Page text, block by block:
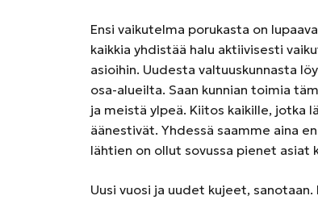
Ensi vaikutelma porukasta on
kaikkia yhdistää halu aktiivisesti
asioihin. Uudesta valtuuskunnasta
osa-alueilta. Saan kunnian toimia
ja meistä ylpeä. Kiitos kaikille, jotka
äänestivät. Yhdessä saamme aina
lähtien on ollut sovussa pienet asiat
Uusi vuosi ja uudet kujeet,